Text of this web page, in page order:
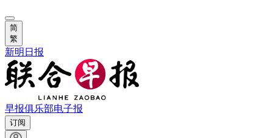
简
繁
新明日报
早报俱乐部电子报
订阅